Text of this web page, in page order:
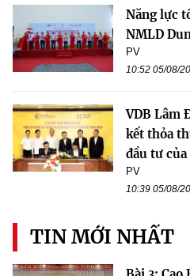
Năng lực
NMLD
PV
10:52 05/08/
VDB Lâm
kết thỏa
đầu tư
PV
10:39 05/08/
TIN MỚI NHẤT